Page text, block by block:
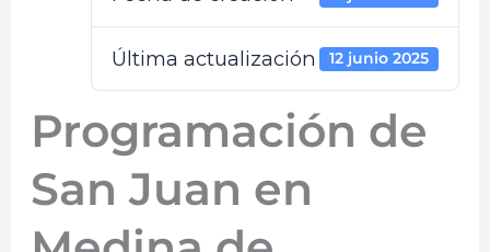
Última actualización 12 junio 2025
Programación de
San Juan en